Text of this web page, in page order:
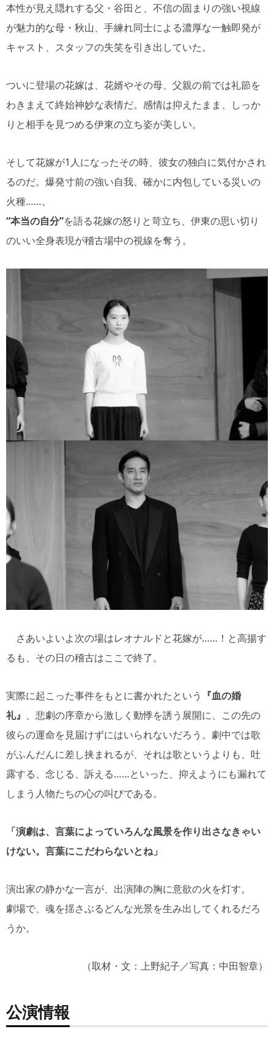
本性が見え隠れする父・谷田と、不信の固まりの強い視線
が魅力的な母・秋山、手練れ同士による濃厚な一触即発が
キャスト、スタッフの失笑を引き出していた。
ついに登場の花嫁は、花婿やその母、父親の前では礼節を
わきまえて終始神妙な表情だ。感情は抑えたまま、しっか
りと相手を見つめる伊東の立ち姿が美しい。
そして花嫁が1人になったその時、彼女の独白に気付かされ
るのだ。爆発寸前の強い自我、確かに内包している災いの
火種……。
“本当の自分”を語る花嫁の怒りと苛立ち、伊東の思い切り
のいい全身表現が稽古場中の視線を奪う。
さあいよいよ次の場はレオナルドと花嫁が……！と高揚す
るも、その日の稽古はここで終了。
実際に起こった事件をもとに書かれたという 『血の婚
礼』 、悲劇の序章から激しく動悸を誘う展開に、この先の
彼らの運命を見届けずにはいられないだろう。劇中では歌
がふんだんに差し挟まれるが、それは歌というよりも、吐
露する、念じる、訴える……といった、抑えようにも漏れて
しまう人物たちの心の叫びである。
「演劇は、言葉によっていろんな風景を作り出さなきゃい
けない。言葉にこだわらないとね」
演出家の静かな一言が、出演陣の胸に意欲の火を灯す。
劇場で、魂を揺さぶるどんな光景を生み出してくれるだろ
うか。
（取材・文：上野紀子／写真：中田智章）
公演情報